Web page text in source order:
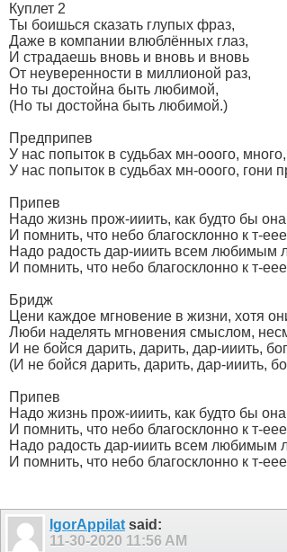
Куплет 2
Ты боишься сказать глупых фраз,
Даже в компании влюблённых глаз,
И страдаешь вновь и вновь и вновь
От неуверенности в миллионой раз,
Но ты достойна быть любимой,
(Но ты достойна быть любимой.)
Предприпев
У нас попыток в судьбах мн-ооого,
У нас попыток в судьбах мн-ооого, гони
Припев
Надо жизнь прож-ииить, как будто бы
И помнить, что небо благосклонно к т-
Надо радость дар-ииить всем любимым
И помнить, что небо благосклонно к т-
Бридж
Цени каждое мгновение в жизни, хотя
Люби наделять мгновения смыслом,
И не бойся дарить, дарить, дар-ииить,
(И не бойся дарить, дарить, дар-ииить,
Припев
Надо жизнь прож-ииить, как будто бы
И помнить, что небо благосклонно к т-
Надо радость дар-ииить всем любимым
И помнить, что небо благосклонно к т-
IgorAppilat said:
11-30-2020 11:56 AM